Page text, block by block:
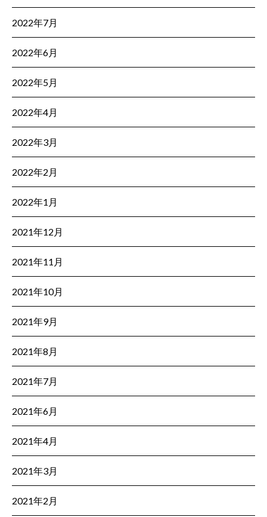
2022年7月
2022年6月
2022年5月
2022年4月
2022年3月
2022年2月
2022年1月
2021年12月
2021年11月
2021年10月
2021年9月
2021年8月
2021年7月
2021年6月
2021年4月
2021年3月
2021年2月